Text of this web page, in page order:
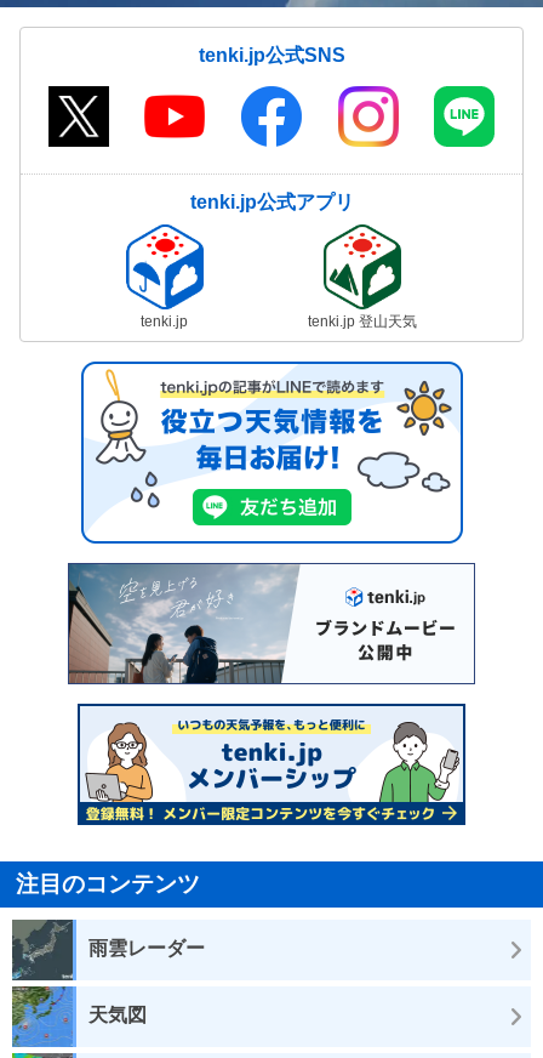
tenki.jp公式SNS
tenki.jp公式アプリ
tenki.jp tenki.jp 登山天気
注目のコンテンツ
雨雲レーダー
天気図